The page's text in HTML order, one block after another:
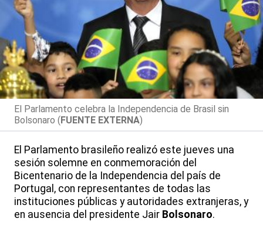
El Parlamento celebra la Independencia de Brasil sin
Bolsonaro (FUENTE EXTERNA)
El Parlamento brasileño realizó este jueves una
sesión solemne en conmemoración del
Bicentenario de la Independencia del país de
Portugal, con representantes de todas las
instituciones públicas y autoridades extranjeras, y
en ausencia del presidente Jair Bolsonaro.